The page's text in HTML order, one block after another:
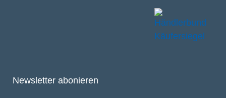
Newsletter abonieren